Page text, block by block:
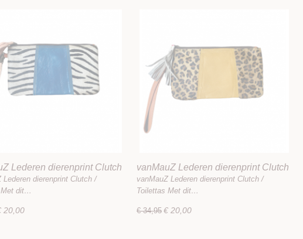
Lederen dierenprint Clutch
Lederen dierenprint Clutch /
Met dit…
20,00
vanMauZ Lederen dierenprint Clutch
/ Toilettas
vanMauZ Lederen dierenprint Clutch /
Toilettas Met dit…
€ 34,95 € 20,00